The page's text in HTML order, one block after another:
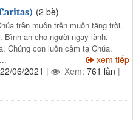
(2 bè)
trên muôn trên muôn tầng trời.
Bình an cho người ngay lành.
Chúng con luôn cảm tạ Chúa.
xem tiếp
22/06/2021 | Xem: 761 lần |